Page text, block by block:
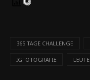
365 TAGE CHALLENGE
IGFOTOGRAFIE LEUTE